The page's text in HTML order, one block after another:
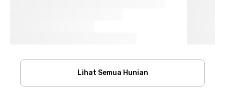
Lihat Semua Hunian